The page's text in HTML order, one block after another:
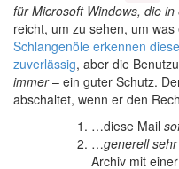
für Microsoft Windows, die
reicht, um zu sehen, um
Schlangenöle erkennen
zuverlässig, aber die
immer– ein guter Schutz.
abschaltet, wenn er den
…diese Mail
…generell
Archiv mit